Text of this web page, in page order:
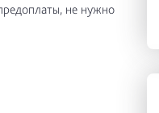
не нужно